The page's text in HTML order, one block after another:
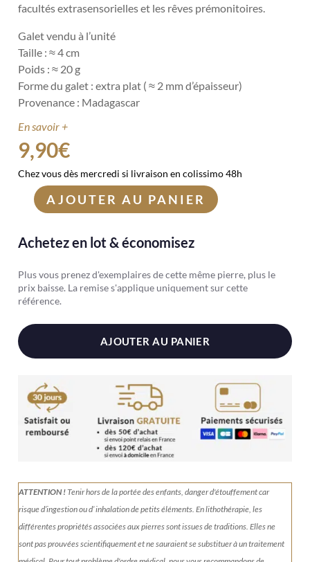
facultés extrasensorielles et les rêves prémonitoires.
Galet vendu à l’unité
Taille : ≈4 cm
Poids : ≈ 20 g
Forme du galet : extra plat ( ≈ 2 mm d’épaisseur)
Provenance : Madagascar
En savoir +
9,90€
Chez vous dès mercredi si livraison en colissimo 48h
quantité
Galet
(Iolite)
-
plat
AJOUTER AU PANIER
Achetez en lot & économisez
Plus vous prenez d'exemplaires de cette même pierre, plus le
prix baisse. La remise s'applique uniquement sur cette
référence.
AJOUTER AU PANIER
ATTENTION !Tenirhors de la portée des enfants, danger d'étouffement car
risque d’ingestion ou d’ inhalation de petits éléments.En lithothérapie, les
différentes propriétés associées aux pierres sont issues de traditions. Elles ne
sont pas prouvées scientifiquement et ne sauraient se substituer à un traitement